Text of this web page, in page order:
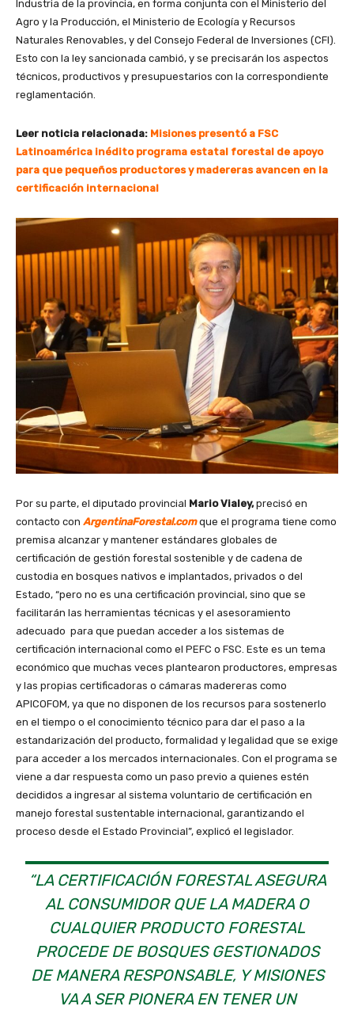
Industria de la provincia, en forma conjunta con el Ministerio del
Agro y la Producción, el Ministerio de Ecología y Recursos
Naturales Renovables, y del Consejo Federal de Inversiones (CFI).
Esto con la ley sancionada cambió, y se precisarán los aspectos
técnicos, productivos y presupuestarios con la correspondiente
reglamentación.
Leer noticia relacionada: Misiones presentó a FSC
Latinoamérica inédito programa estatal forestal de apoyo
para que pequeños productores y madereras avancen en la
certificación internacional
Por su parte, el diputado provincial Mario Vialey,precisó en
contacto con ArgentinaForestal.com que el programa tiene como
premisa alcanzar y mantener estándares globales de
certificación de gestión forestal sostenible y de cadena de
custodia en bosques nativos e implantados, privados o del
Estado, “pero no es una certificación provincial, sino que se
facilitarán las herramientas técnicas y el asesoramiento
adecuado para que puedan acceder a los sistemas de
certificación internacional como el PEFC o FSC. Este es un tema
económico que muchas veces plantearon productores, empresas
y las propias certificadoras o cámaras madereras como
APICOFOM, ya que no disponen de los recursos para sostenerlo
en el tiempo o el conocimiento técnico para dar el paso a la
estandarización del producto, formalidad y legalidad que se exige
para acceder a los mercados internacionales. Con el programa se
viene a dar respuesta como un paso previo a quienes estén
decididos a ingresar al sistema voluntario de certificación en
manejo forestal sustentable internacional, garantizando el
proceso desde el Estado Provincial”, explicó el legislador.
“LA CERTIFICACIÓN FORESTAL ASEGURA
AL CONSUMIDOR QUE LA MADERA O
CUALQUIER PRODUCTO FORESTAL
PROCEDE DE BOSQUES GESTIONADOS
DE MANERA RESPONSABLE, Y MISIONES
VA A SER PIONERA EN TENER UN